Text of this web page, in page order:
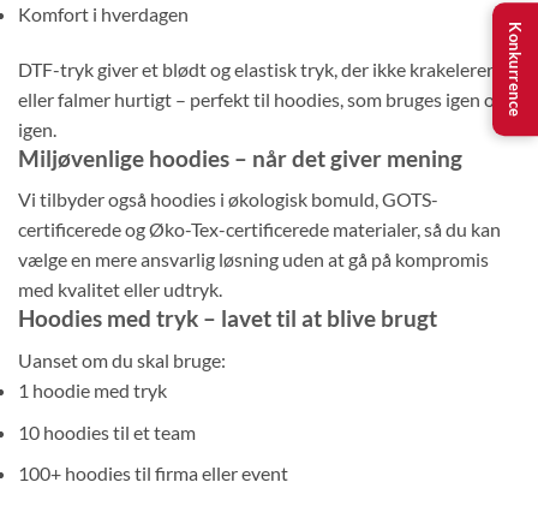
Komfort i hverdagen
DTF-tryk giver et blødt og elastisk tryk, der ikke krakelerer
eller falmer hurtigt – perfekt til hoodies, som bruges igen og
igen.
Miljøvenlige hoodies – når det giver mening
Vi tilbyder også hoodies i økologisk bomuld, GOTS-
certificerede og Øko-Tex-certificerede materialer, så du kan
vælge en mere ansvarlig løsning uden at gå på kompromis
med kvalitet eller udtryk.
Hoodies med tryk – lavet til at blive brugt
Uanset om du skal bruge:
1 hoodie med tryk
10 hoodies til et team
100+ hoodies til firma eller event
Konkurrence